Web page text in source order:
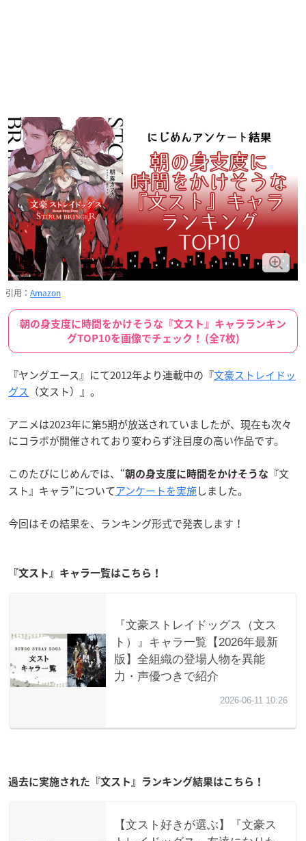
引用： Amazon
朝の身支度に時間をかけそうな『文スト』キャラランキン
グTOP10を画像でチェック！ (全7枚)
『ヤングエース』にて2012年より連載中の『文豪ストレイドッ
グス （文スト）』。
アニメは2023年に第5期が放送されていましたが、現在も次々
にコラボが開催されており変わらず注目度の高い作品です。
このたびにじめんでは、“朝の身支度に時間をかけそうな
『文
スト』キャラ”についてアンケートを実施しました。
今回はその結果を、ランキング形式で発表します！
『文スト』キャラ一覧はこちら！
過去に実施された『文スト』ランキング結果はこちら！